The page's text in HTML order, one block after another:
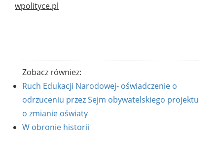
wpolityce.pl
Zobacz równiez:
Ruch Edukacji Narodowej- oświadczenie o
odrzuceniu przez Sejm obywatelskiego projektu
o zmianie oświaty
W obronie historii